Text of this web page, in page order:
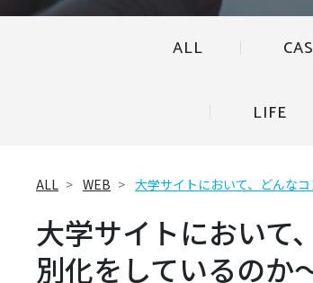
ALL
LIFE
ALL WEB ⼤学サイトにおいて、どんな
⼤学サイトにおいて
別化をしているのか